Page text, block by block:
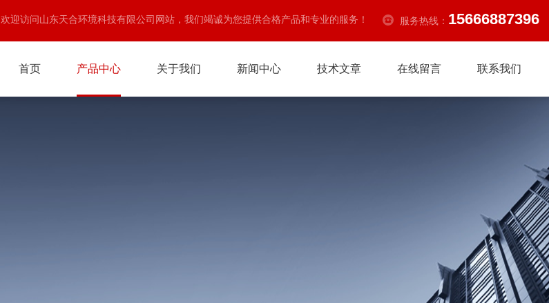
欢迎访问山东天合环境科技有限公司网站，我们竭诚为您提供合格产品和专业的服务！ 服务热线： 15666887396
首页 产品中心 关于我们 新闻中心 技术文章 在线留言 联系我们